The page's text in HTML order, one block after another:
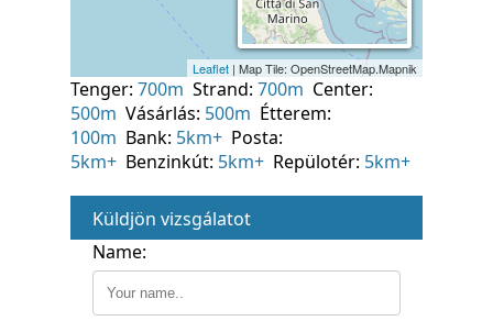
Tenger: 700m Strand: 700m Center:
500m Vásárlás: 500m Étterem:
100m Bank: 5km+ Posta:
5km+ Benzinkút: 5km+ Repülotér: 5km+
Küldjön vizsgálatot
Name: